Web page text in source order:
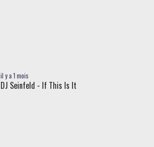
il y a 1 mois
DJ Seinfeld - If This Is It